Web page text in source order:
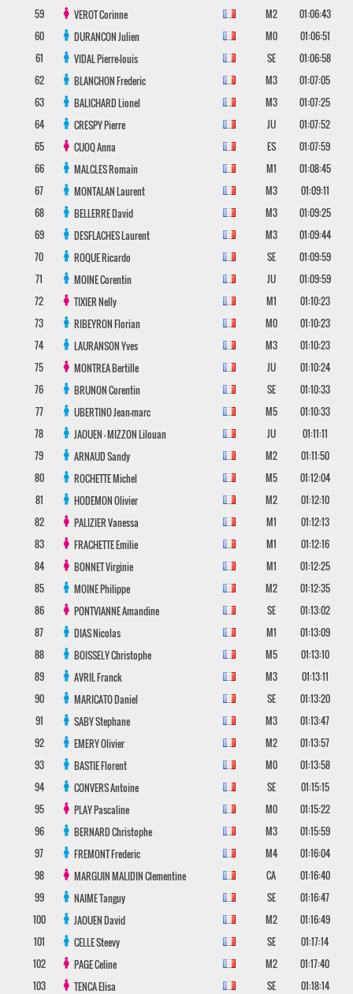
59 VEROTCorinne M2
01:06:43
60
DURANCONJulien M0
01:06:51
61
VIDALPierre-louis SE
01:06:58
62
BLANCHONFrederic M3
01:07:05
63
BALICHARDLionel M3
01:07:25
64
CRESPYPierre JU
01:07:52
65
CUOQAnna ES
01:07:59
66
MALCLESRomain M1
01:08:45
67
MONTALANLaurent M3
01:09:11
68
BELLERREDavid M3
01:09:25
69
DESFLACHESLaurent M3
01:09:44
70
ROQUERicardo SE
01:09:59
71
MOINECorentin JU
01:09:59
72
TIXIERNelly M1
01:10:23
73
RIBEYRONFlorian M0
01:10:23
74
LAURANSONYves M3
01:10:23
75
MONTREABertille JU
01:10:24
76
BRUNONCorentin SE
01:10:33
77
UBERTINOJean-marc M5
01:10:33
78
JAOUEN - MIZZONLilouan JU
01:11:11
79
ARNAUDSandy M2
01:11:50
80
ROCHETTEMichel M5
01:12:04
81
HODEMONOlivier M2
01:12:10
82
PALIZIERVanessa M1
01:12:13
83
FRACHETTEEmilie M1
01:12:16
84
BONNETVirginie M1
01:12:25
85
MOINEPhilippe M2
01:12:35
86
PONTVIANNEAmandine SE
01:13:02
87
DIASNicolas M1
01:13:09
88
BOISSELYChristophe M5
01:13:10
89
AVRILFranck M3
01:13:11
90
MARICATODaniel SE
01:13:20
91
SABYStephane M3
01:13:47
92
EMERYOlivier M2
01:13:57
93
BASTIEFlorent M0
01:13:58
94
CONVERSAntoine SE
01:15:15
95
PLAYPascaline M0
01:15:22
96
BERNARDChristophe M3
01:15:59
97
FREMONTFrederic M4
01:16:04
98
MARGUIN MALIDINClementine CA
01:16:40
99
NAIMETanguy SE
01:16:47
100
JAOUENDavid M2
01:16:49
101
CELLESteevy SE
01:17:14
102
PAGECeline M2
01:17:40
103
TENCAElisa SE
01:18:14